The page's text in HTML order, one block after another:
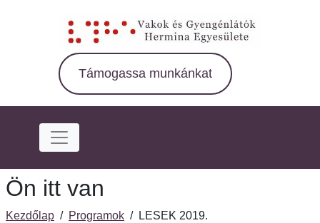
Támogassa munkánkat
Ön itt van
Kezdőlap / Programok /LESEK 2019.